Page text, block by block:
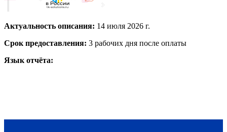
Актуальность описания: 14 июля 2026 г.
Срок предоставления: 3 рабочих дня после оплаты
Язык отчёта: